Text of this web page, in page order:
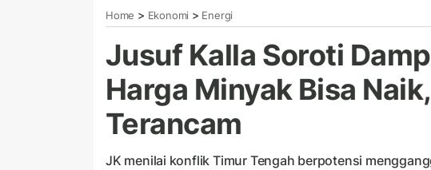
Home > Ekonomi > Energi
Jusuf Kalla Soroti
Harga Minyak Bisa
Terancam
JK menilai konflik Timur Tengah berpotensi